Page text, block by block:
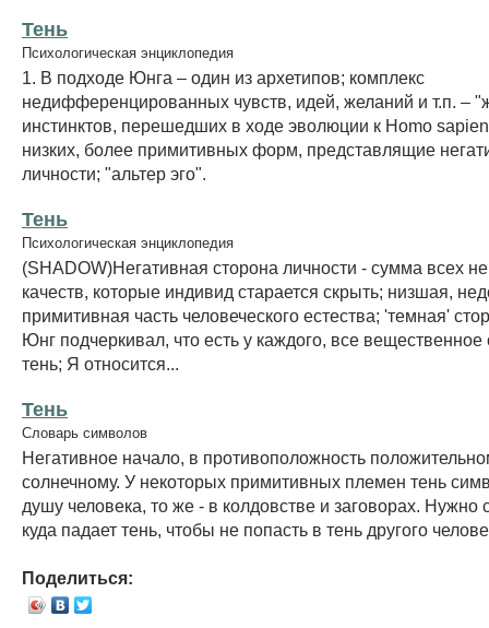
Тень
Психологическая энциклопедия
1. В подходе Юнга – один из архетипов; комплекс
недифференцированных чувств, идей, желаний и т.п. –
инстинктов, перешедших в ходе эволюции к Homo
низких, более примитивных форм, представлящие
личности; "альтер эго".
Тень
Психологическая энциклопедия
(SHADOW)Негативная сторона личности - сумма всех
качеств, которые индивид старается скрыть; низшая,
примитивная часть человеческого естества; 'темная'
Юнг подчеркивал, что есть у каждого, все вещественное
тень; Я относится...
Тень
Словарь символов
Негативное начало, в противоположность
солнечному. У некоторых примитивных племен тень
душу человека, то же - в колдовстве и заговорах. Нужно
куда падает тень, чтобы не попасть в тень другого
Поделиться: